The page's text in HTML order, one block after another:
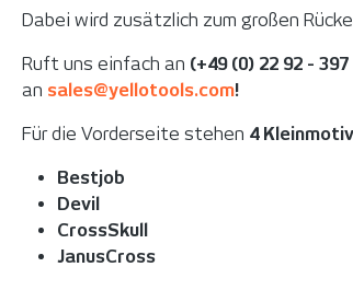
Dabei wird zusätzlich zum großen
Ruft uns einfach an (+49 (0) 22 92 - 397
an sales@yellotools.com!
Für die Vorderseite stehen 4
Bestjob
Devil
CrossSkull
JanusCross